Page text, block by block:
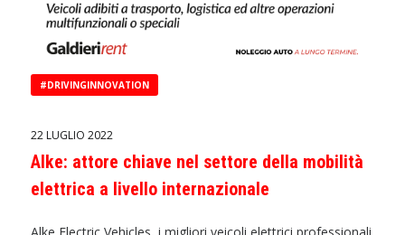
#DRIVINGINNOVATION
22 LUGLIO 2022
Alke: attore chiave nel settore della mobilità
elettrica a livello internazionale
Alke Electric Vehicles, i migliori veicoli elettrici professionali